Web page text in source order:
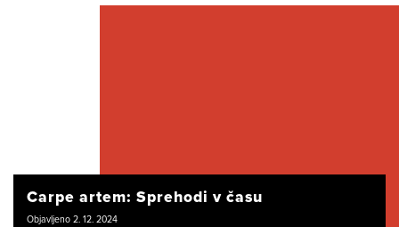
Carpe artem: Sprehodi v času
Objavljeno 2. 12. 2024